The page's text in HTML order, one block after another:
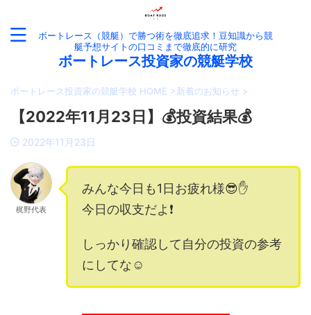
ボートレース（競艇）で勝つ術を徹底追求！豆知識から競
艇予想サイトの口コミまで徹底的に研究
ボートレース投資家の競艇学校
ボートレース投資家の競艇学校 HOME >新着のお知らせ >
【2022年11月23日】💰投資結果💰
2022年11月23日
梶野代表
みんな今日も1日お疲れ様😎✋
今日の収支だよ❗️
しっかり確認して自分の投資の参考
にしてな☺️